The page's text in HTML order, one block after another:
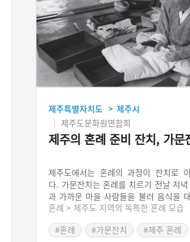
제주특별자치도 > 제주시
제주도문화원연합회
제주의 혼례 준비 잔치, 가문
제주도에서는 혼례의 과정이 잔치로
다. 가문잔치는 혼례를 치르기 전날 저
과 가까운 마을 사람들을 불러 음식을
잔치이다. 친척들은 이 날 모여 다음 날
잔칫날 더 축하객이 많고 바쁘다. 가문잔
혼례 > 제주도 지역의 독특한 혼례 모습
#혼례
#가문잔치
#제주 혼례